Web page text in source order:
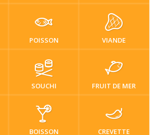
POISSON VIANDE
SOUCHI FRUIT DE MER
BOISSON CREVETTE